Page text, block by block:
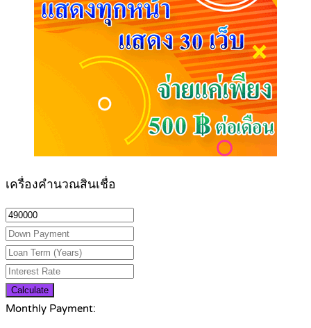
เครื่องคำนวณสินเชื่อ
Calculate
Monthly Payment: